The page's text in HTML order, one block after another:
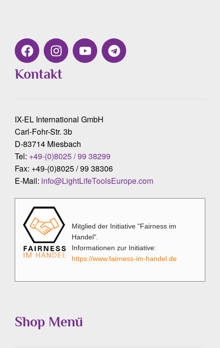
Kontakt
IX-EL International GmbH
Carl-Fohr-Str. 3b
D-83714 Miesbach
Tel: +49-(0)8025 / 99 38299
Fax: +49-(0)8025 / 99 38306
E-Mail: info@LightLifeToolsEurope.com
Mitglied der Initiative "Fairness im
Handel".
Informationen zur Initiative:
https://www.fairness-im-handel.de
Shop Menü